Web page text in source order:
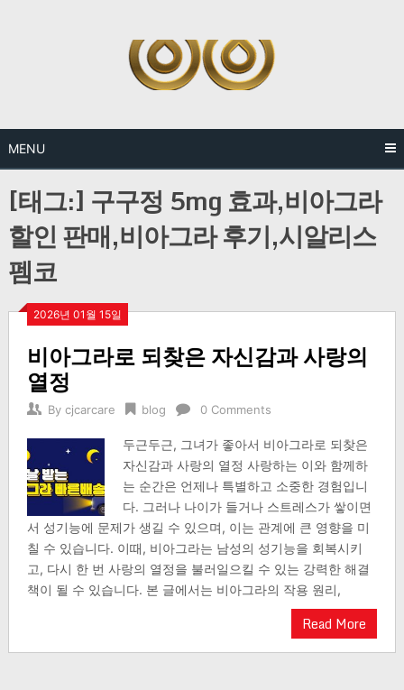
MENU
[태그:] 구구정 5mg 효과,비아그라
할인 판매,비아그라 후기,시알리스
펨코
2026년 01월 15일
비아그라로 되찾은 자신감과 사랑의
열정
By cjcarcare blog 0 Comments
두근두근, 그녀가 좋아서 비아그라로 되찾은
자신감과 사랑의 열정 사랑하는 이와 함께하
는 순간은 언제나 특별하고 소중한 경험입니
다. 그러나 나이가 들거나 스트레스가 쌓이면
서 성기능에 문제가 생길 수 있으며, 이는 관계에 큰 영향을 미
칠 수 있습니다. 이때, 비아그라는 남성의 성기능을 회복시키
고, 다시 한 번 사랑의 열정을 불러일으킬 수 있는 강력한 해결
책이 될 수 있습니다. 본 글에서는 비아그라의 작용 원리,
Read More